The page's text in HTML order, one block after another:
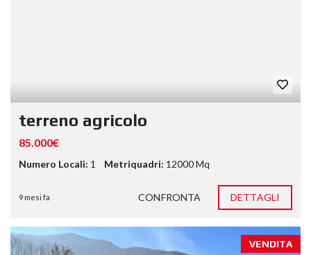
terreno agricolo
85.000€
Numero Locali: 1 Metriquadri: 12000 Mq
9 mesi fa CONFRONTA DETTAGLI
VENDITA